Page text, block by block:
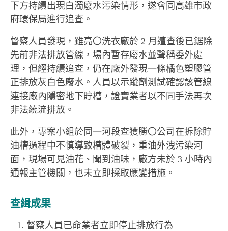
下方持續出現白濁廢水污染情形，遂會同高雄市政
府環保局進行追查。
督察人員發現，雖亮〇洗衣廠於 2 月遭查後已鋸除
先前非法排放管線，場內暫存廢水並聲稱委外處
理，但經持續追查，仍在廠外發現一條橘色塑膠管
正排放灰白色廢水。人員以示蹤劑測試確認該管線
連接廠內隱密地下貯槽，證實業者以不同手法再次
非法繞流排放。
此外，專案小組於同一河段查獲勝〇公司在拆除貯
油槽過程中不慎導致槽體破裂，重油外洩污染河
面，現場可見油花、聞到油味，廠方未於 3 小時內
通報主管機關，也未立即採取應變措施。
查緝成果
督察人員已命業者立即停止排放行為